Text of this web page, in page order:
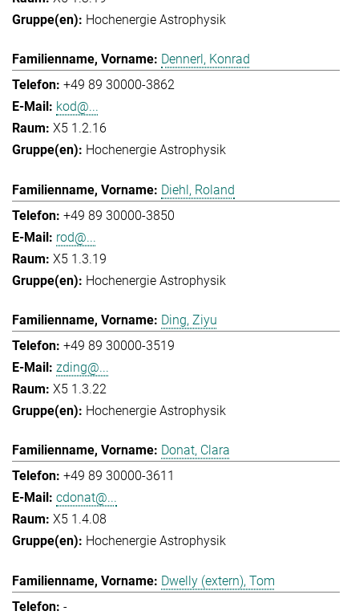
Hochenergie Astrophysik
Dennerl, Konrad
+49 89 30000-3862
kod@...
X5 1.2.16
Hochenergie Astrophysik
Diehl, Roland
+49 89 30000-3850
rod@...
X5 1.3.19
Hochenergie Astrophysik
Ding, Ziyu
+49 89 30000-3519
zding@...
X5 1.3.22
Hochenergie Astrophysik
Donat, Clara
+49 89 30000-3611
cdonat@...
X5 1.4.08
Hochenergie Astrophysik
Dwelly (extern), Tom
-